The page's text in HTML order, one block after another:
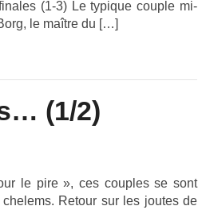
(1-3) Le typique co­u­ple mi-
le maître du […]
(1/2)
le pire », ces co­u­ples se sont
Re­tour sur les joutes de